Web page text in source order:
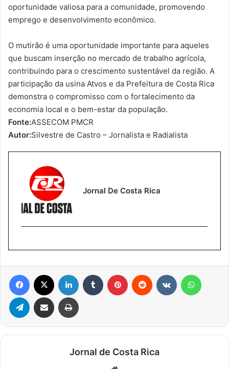
oportunidade valiosa para a comunidade, promovendo
emprego e desenvolvimento econômico.
O mutirão é uma oportunidade importante para aqueles
que buscam inserção no mercado de trabalho agrícola,
contribuindo para o crescimento sustentável da região. A
participação da usina Atvos e da Prefeitura de Costa Rica
demonstra o compromisso com o fortalecimento da
economia local e o bem-estar da população.
Fonte:ASSECOM PMCR
Autor:Silvestre de Castro – Jornalista e Radialista
Jornal De Costa Rica
Facebook Linkedin Tumblr Pinterest Reddit
Telegram Compartilhar via e-mail Imprimir
Jornal de Costa Rica